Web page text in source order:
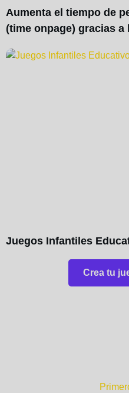
Aumenta el tiempo de
(time onpage) gracias a
Juegos Infantiles
Crea tu